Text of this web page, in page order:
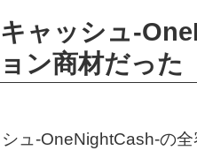
ャッシュ-
ン商材だった
ュ-OneNightCash-の